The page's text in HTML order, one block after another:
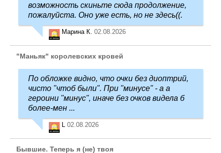
возможность скиньте сюда продолжение,
пожалуйста. Оно уже есть, но не здесь((.
Марина К. 02.08.2026
"Маньяк" королевских кровей
По обложке видно, что очки без диоптрий,
чисто "чтоб были". При "минусе" - а а
героини "минус", иначе без очков видела б
более-мен ...
L 02.08.2026
Бывшие. Теперь я (не) твоя